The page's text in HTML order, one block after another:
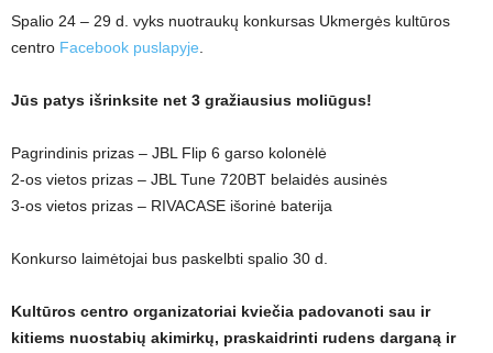
Spalio 24 – 29 d. vyks nuotraukų konkursas Ukmergės kultūros
centro Facebook puslapyje
Jūs patys išrinksite net 3 gražiausius moliūgus!
Pagrindinis prizas – JBL Flip 6 garso kolonėlė
2-os vietos prizas – JBL Tune 720BT belaidės ausinės
3-os vietos prizas – RIVACASE išorinė baterija
Konkurso laimėtojai bus paskelbti spalio 30 d.
Kultūros centro organizatoriai kviečia padovanoti sau ir
kitiems nuostabių akimirkų, praskaidrinti rudens darganą ir